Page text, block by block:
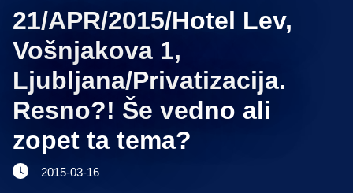
AmChamYOUNG
MEDNARODNO SODELOVANJE
ČLANSTVO
O NAS
21/APR/2015/Hotel Lev,
Vošnjakova 1,
Ljubljana/Privatizacija.
Resno?! Še vedno ali
zopet ta tema?
2015-03-16